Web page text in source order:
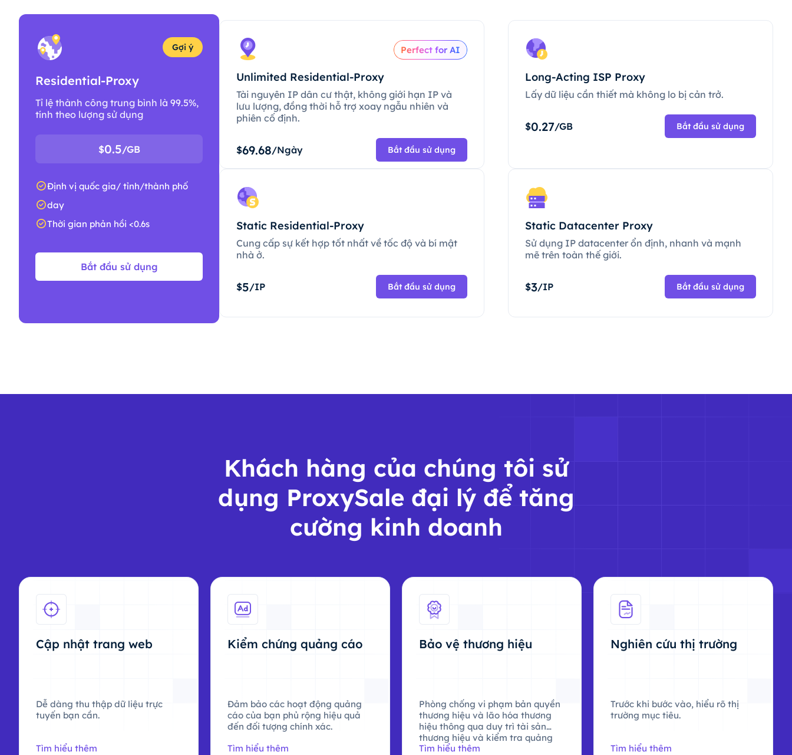
Gợi ý
Residential-Proxy
Tỉ lệ thành công trung bình là 99.5%,
tính theo lượng sử dụng
$0.5/GB
Định vị quốc gia/ tỉnh/thành phố
day
Thời gian phản hồi <0.6s
Bắt đầu sử dụng
Perfect for AI
Unlimited Residential-Proxy
Tài nguyên IP dân cư thật, không giới hạn IP và
lưu lượng, đồng thời hỗ trợ xoay ngẫu nhiên và
phiên cố định.
$69.68/Ngày Bắt đầu sử dụng
Long-Acting ISP Proxy
Lấy dữ liệu cần thiết mà không lo bị cản trở.
$0.27/GB Bắt đầu sử dụng
Static Residential-Proxy
Cung cấp sự kết hợp tốt nhất về tốc độ và bí mật
nhà ở.
$5/IP Bắt đầu sử dụng
Static Datacenter Proxy
Sử dụng IP datacenter ổn định, nhanh và mạnh
mẽ trên toàn thế giới.
$3/IP Bắt đầu sử dụng
Khách hàng của chúng tôi sử
dụng ProxySale đại lý để tăng
cường kinh doanh
Cập nhật trang web
Dễ dàng thu thập dữ liệu trực
tuyến bạn cần.
Tìm hiểu thêm
Kiểm chứng quảng cáo
Đảm bảo các hoạt động quảng
cáo của bạn phủ rộng hiệu quả
đến đối tượng chính xác.
Tìm hiểu thêm
Bảo vệ thương hiệu
Phòng chống vi phạm bản quyền
thương hiệu và lão hóa thương
hiệu thông qua duy trì tài sản
thương hiệu và kiểm tra quảng
cáo.
Tìm hiểu thêm
Nghiên cứu thị trường
Trước khi bước vào, hiểu rõ thị
trường mục tiêu.
Tìm hiểu thêm